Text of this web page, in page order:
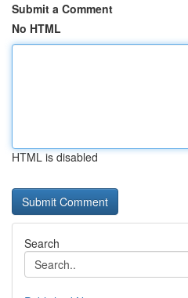
Submit a Comment
No HTML
HTML is disabled
Search